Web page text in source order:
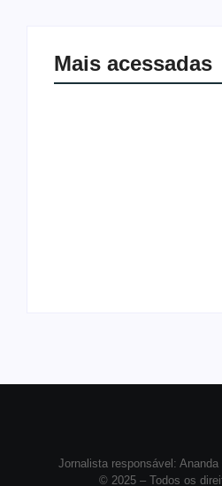
Mais acessadas
Jornalista responsável:
© 2025 – Todos os